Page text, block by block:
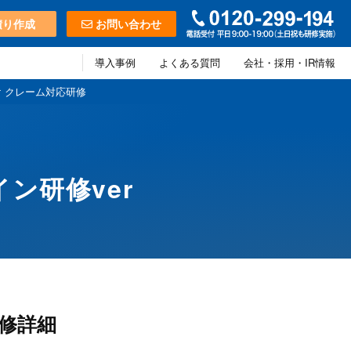
作成 お問い合わせ
導入事例 よくある質問
会社・採用・IR情報
クレーム対応研修
ン研修ver
詳細